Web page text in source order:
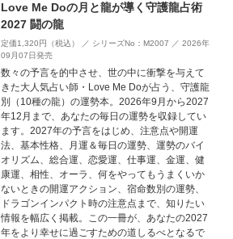
Love Me Doの月と龍が導く守護龍占術
2027 闘の龍
定価1,320円（税込） ／ シリーズNo：M2007 ／ 2026年
09月07日発売
数々の予言を的中させ、世の中に衝撃を与えて
きた大人気占い師・Love Me Doが占う、守護龍
別（10種の龍）の運勢本。2026年9月から2027
年12月まで、あなたの毎日の運勢を収録してい
ます。2027年の予言をはじめ、注意点や開運
法、基本性格、月運＆毎日の運勢、運勢のバイ
オリズム、総合運、恋愛運、仕事運、金運、健
康運、相性、オーラ、何をやってもうまくいか
ないときの開運アクション、宿命数別の運勢、
ドラゴンインパクト時の注意点まで、知りたい
情報を幅広く掲載。この一冊が、あなたの2027
年をより幸せに過ごすための道しるべとなるで